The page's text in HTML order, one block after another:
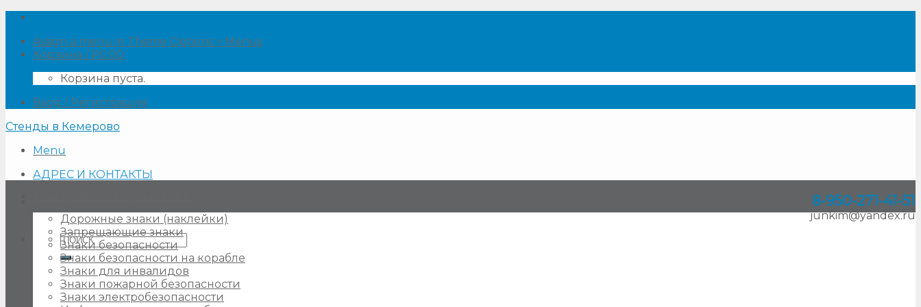
Skip
contentAssign a menu in Theme Options > Menus
Корзина /₽0.00
Корзина пуста.
Вход / Регистрация
Стенды в Кемерово
Menu
АДРЕС И КОНТАКТЫ
8-950-271-41-51
junkim@yandex.ru
Искать:
Дорожные знаки (наклейки)
Запрещающие знаки
Знаки безопасности
Знаки безопасности на корабле
Знаки для инвалидов
Знаки пожарной безопасности
Знаки электробезопасности